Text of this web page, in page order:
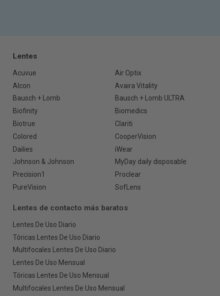
Lentes
Acuvue
Air Optix
Alcon
Avaira Vitality
Bausch + Lomb
Bausch + Lomb ULTRA
Biofinity
Biomedics
Biotrue
Clariti
Colored
CooperVision
Dailies
iWear
Johnson & Johnson
MyDay daily disposable
Precision1
Proclear
PureVision
SofLens
Lentes de contacto más baratos
Lentes De Uso Diario
Tóricas Lentes De Uso Diario
Multifocales Lentes De Uso Diario
Lentes De Uso Mensual
Tóricas Lentes De Uso Mensual
Multifocales Lentes De Uso Mensual